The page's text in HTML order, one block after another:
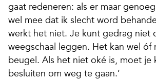
gaat redeneren: als er maar
wel mee dat ik slecht word
werkt het niet. Je kunt gedrag niet
weegschaal leggen. Het kan wel
beugel. Als het niet oké is, moet je
besluiten om weg te gaan.’